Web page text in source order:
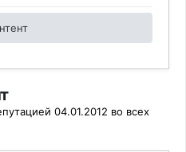
04.01.2012 во всех